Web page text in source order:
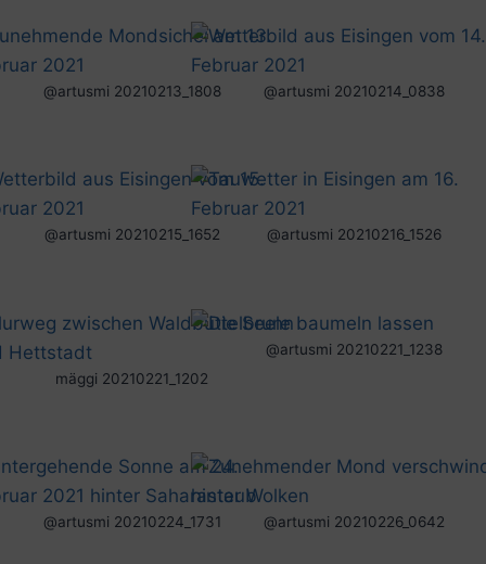
@artusmi 20210213_1808 @artusmi 20210214_0838
@artusmi 20210215_1652 @artusmi 20210216_1526
mäggi 20210221_1202
@artusmi 20210221_1238
@artusmi 20210224_1731 @artusmi 20210226_0642